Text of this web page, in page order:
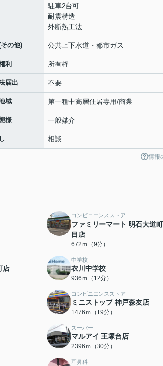
駐車2台可
耐震構造
外断熱工法
の他) 公共上下水道・都市ガス
利 所有権
届出 不要
域 第一種中高層住居専用/商業
様 一般媒介
相談
情報
コンビニエンスストア
ファミリーマート 明石大道
目店
672ｍ（9分）
店
中学校
衣川中学校
936ｍ（12分）
コンビニエンスストア
ミニストップ 神戸森友店
1476ｍ（19分）
スーパー
マルアイ 王塚台店
2396ｍ（30分）
耳鼻科